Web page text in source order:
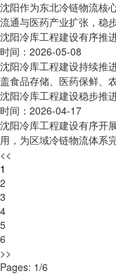
沈阳作为东北冷链物流核
流通与医药产业扩张，稳
沈阳冷库工程建设有序推
时间：2026-05-08
沈阳冷库工程建设持续推
盖食品存储、医药保鲜、
沈阳冷库工程建设稳步推
时间：2026-04-17
沈阳冷库工程建设有序开
用，为区域冷链物流体系
<<
1
2
3
4
5
6
>>
Pages: 1/6